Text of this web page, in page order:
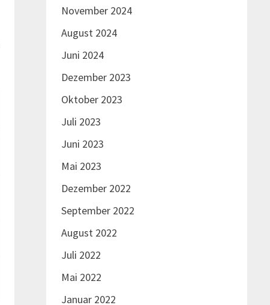
November 2024
August 2024
Juni 2024
Dezember 2023
Oktober 2023
Juli 2023
Juni 2023
Mai 2023
Dezember 2022
September 2022
August 2022
Juli 2022
Mai 2022
Januar 2022